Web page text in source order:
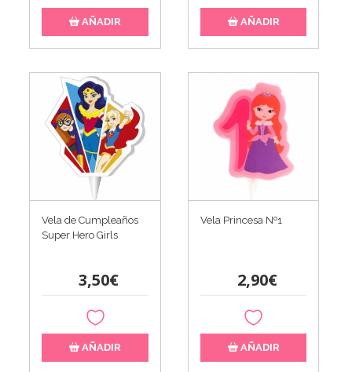
AÑADIR AÑADIR
Vela de Cumpleaños
Super Hero Girls
3,50€
AÑADIR
Vela Princesa Nº1
2,90€
AÑADIR